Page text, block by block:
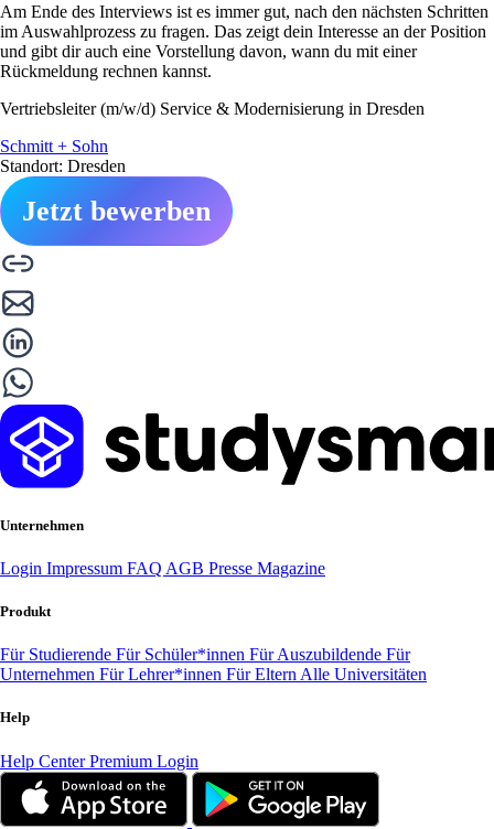
Am Ende des Interviews ist es immer gut, nach den nächsten Schritten
im Auswahlprozess zu fragen. Das zeigt dein Interesse an der Position
und gibt dir auch eine Vorstellung davon, wann du mit einer
Rückmeldung rechnen kannst.
Vertriebsleiter (m/w/d) Service & Modernisierung in Dresden
Schmitt + Sohn
Standort: Dresden
Jetzt bewerben
Unternehmen
Login Impressum FAQ AGB Presse Magazine
Produkt
Für Studierende Für Schüler*innen Für Auszubildende Für
Unternehmen Für Lehrer*innen Für Eltern Alle Universitäten
Help
Help CenterPremium Login